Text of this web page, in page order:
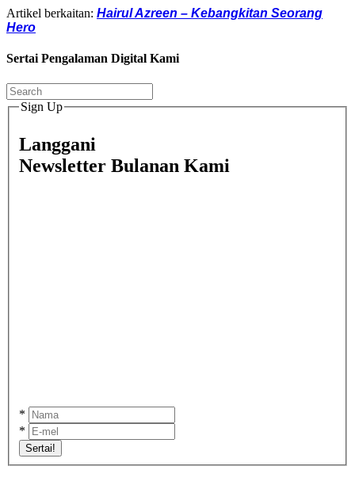
Artikel berkaitan: Hairul Azreen – Kebangkitan Seorang
Hero
Sertai Pengalaman Digital Kami
Sign Up
Langgani
Newsletter Bulanan Kami
*
*
Sertai!